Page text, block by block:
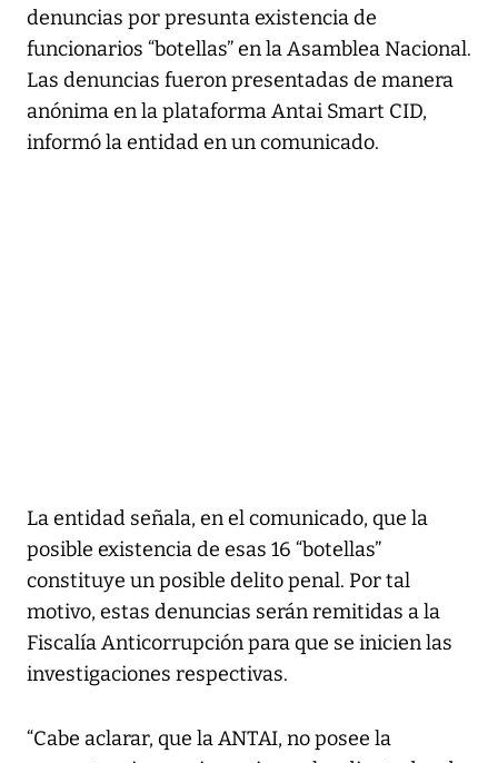
denuncias por presunta existencia de
funcionarios “botellas” en la Asamblea Nacional.
Las denuncias fueron presentadas de manera
anónima en la plataforma Antai Smart CID,
informó la entidad en un comunicado.
La entidad señala, en el comunicado, que la
posible existencia de esas 16 “botellas”
constituye un posible delito penal. Por tal
motivo, estas denuncias serán remitidas a la
Fiscalía Anticorrupción para que se inicien las
investigaciones respectivas.
“Cabe aclarar, que la ANTAI, no posee la